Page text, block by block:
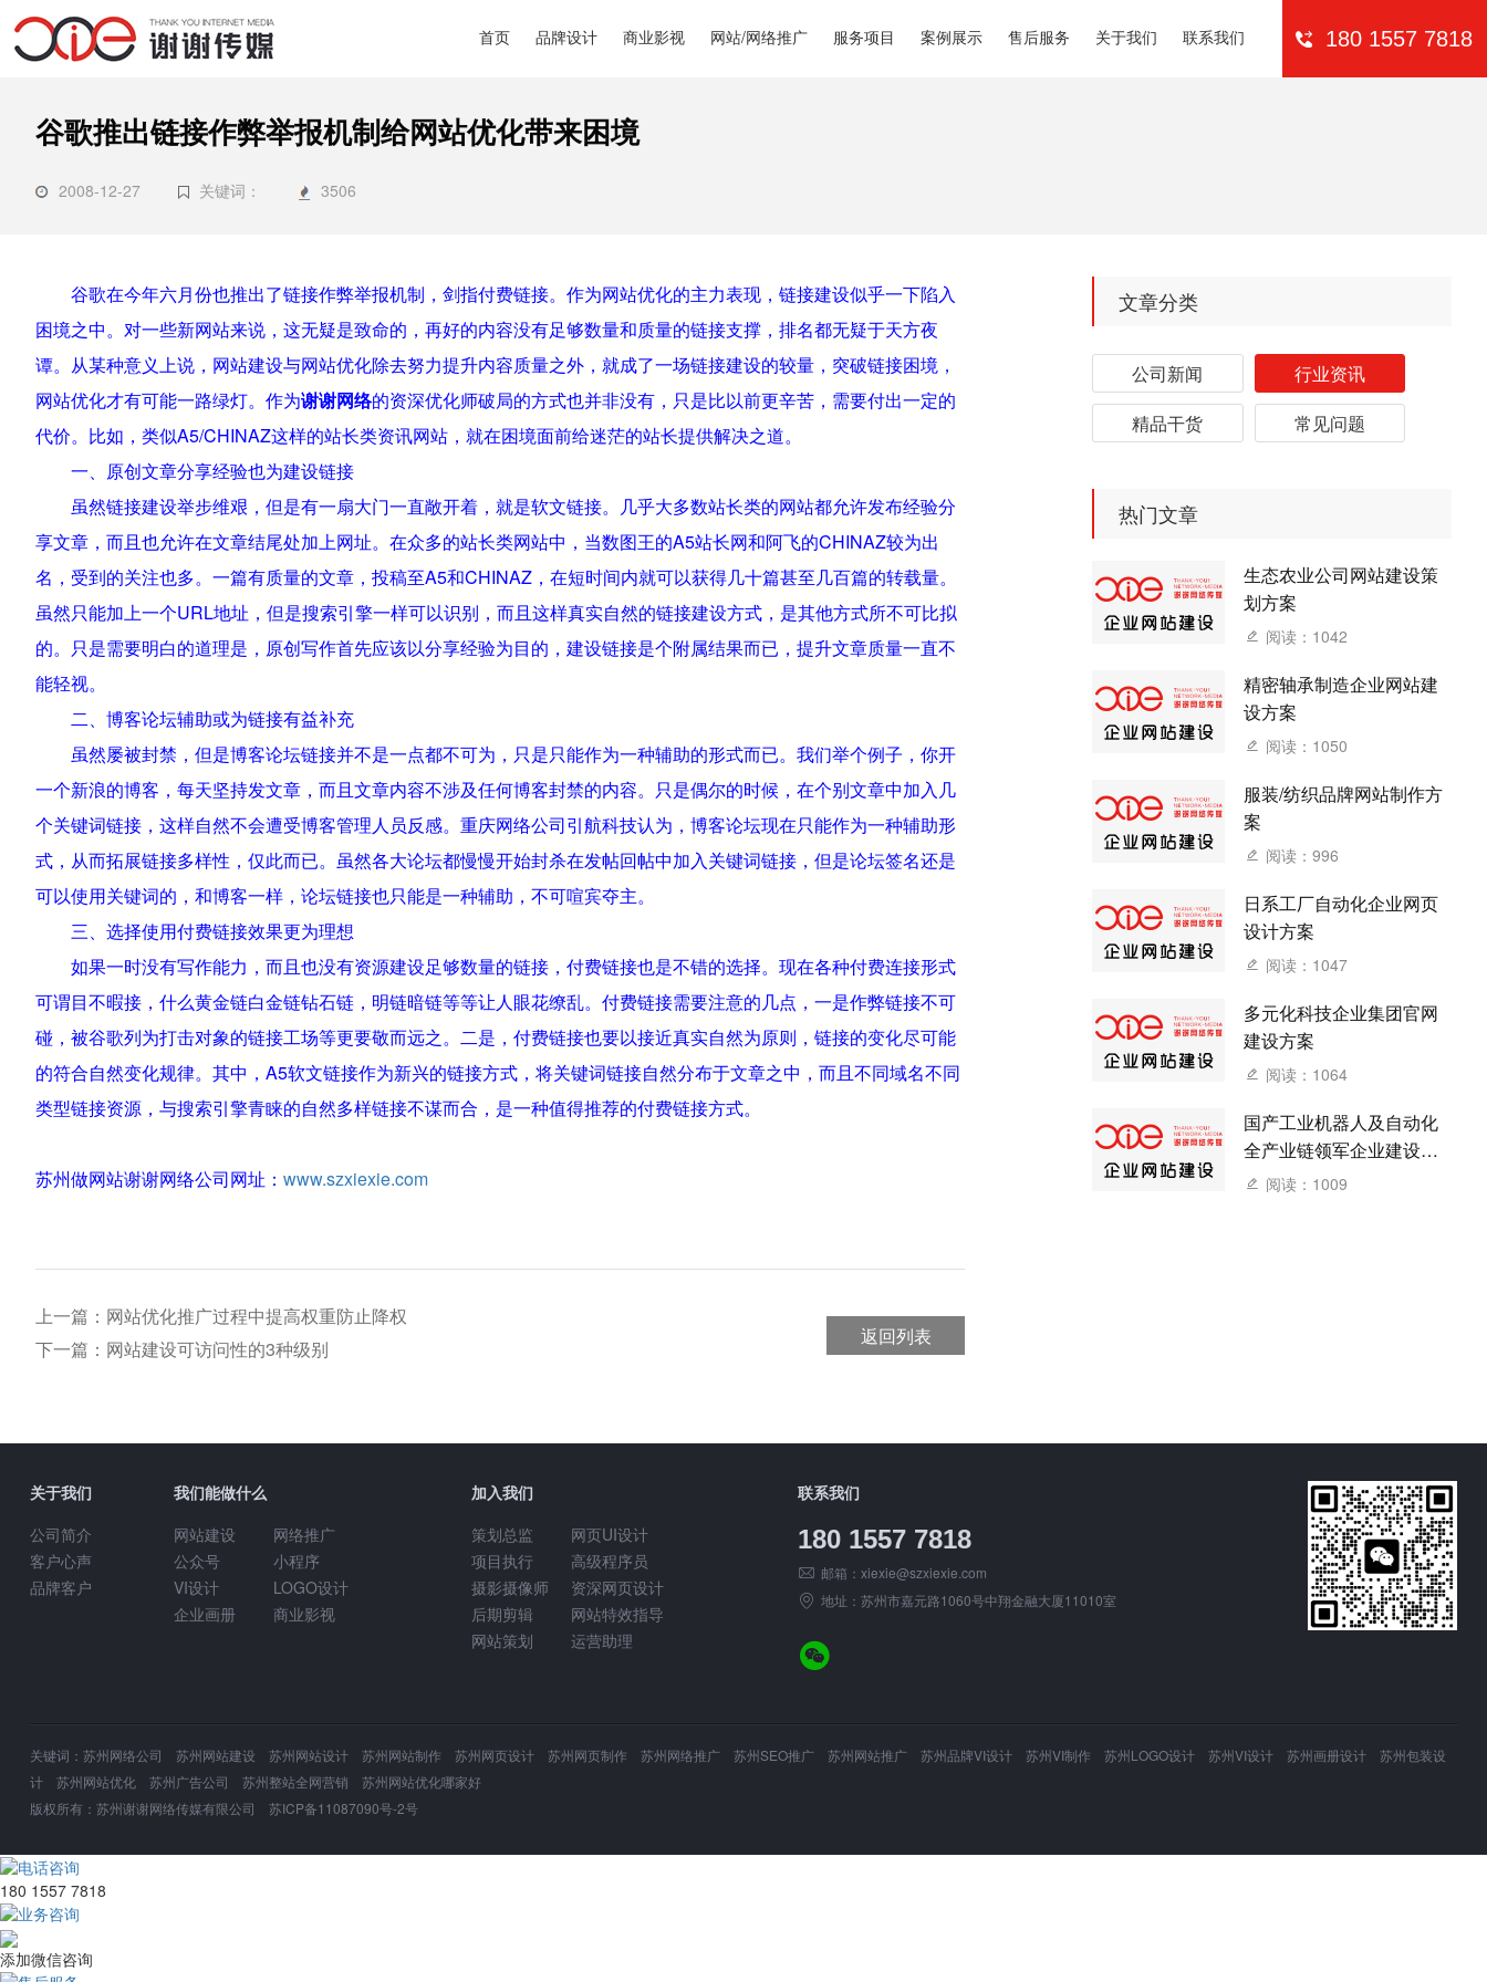
180 1557 7818
首页 品牌设计 商业影视 网站/网络推广 服务项目 案例展示 售后服务 关于我们 联系我们
谷歌推出链接作弊举报机制给网站优化带来困境
2008-12-27 关键词： 3506
谷歌在今年六月份也推出了链接作弊举报机制，剑指付费链接。作为网站优化的主力表现，链接建设似乎一下陷入
困境之中。对一些新网站来说，这无疑是致命的，再好的内容没有足够数量和质量的链接支撑，排名都无疑于天方夜
谭。从某种意义上说，网站建设与网站优化除去努力提升内容质量之外，就成了一场链接建设的较量，突破链接困境，
网站优化才有可能一路绿灯。作为谢谢网络的资深优化师破局的方式也并非没有，只是比以前更辛苦，需要付出一定的
代价。比如，类似A5/CHINAZ这样的站长类资讯网站，就在困境面前给迷茫的站长提供解决之道。
一、原创文章分享经验也为建设链接
虽然链接建设举步维艰，但是有一扇大门一直敞开着，就是软文链接。几乎大多数站长类的网站都允许发布经验分
享文章，而且也允许在文章结尾处加上网址。在众多的站长类网站中，当数图王的A5站长网和阿飞的CHINAZ较为出
名，受到的关注也多。一篇有质量的文章，投稿至A5和CHINAZ，在短时间内就可以获得几十篇甚至几百篇的转载量。
虽然只能加上一个URL地址，但是搜索引擎一样可以识别，而且这样真实自然的链接建设方式，是其他方式所不可比拟
的。只是需要明白的道理是，原创写作首先应该以分享经验为目的，建设链接是个附属结果而已，提升文章质量一直不
能轻视。
二、博客论坛辅助或为链接有益补充
虽然屡被封禁，但是博客论坛链接并不是一点都不可为，只是只能作为一种辅助的形式而已。我们举个例子，你开
一个新浪的博客，每天坚持发文章，而且文章内容不涉及任何博客封禁的内容。只是偶尔的时候，在个别文章中加入几
个关键词链接，这样自然不会遭受博客管理人员反感。重庆网络公司引航科技认为，博客论坛现在只能作为一种辅助形
式，从而拓展链接多样性，仅此而已。虽然各大论坛都慢慢开始封杀在发帖回帖中加入关键词链接，但是论坛签名还是
可以使用关键词的，和博客一样，论坛链接也只能是一种辅助，不可喧宾夺主。
三、选择使用付费链接效果更为理想
如果一时没有写作能力，而且也没有资源建设足够数量的链接，付费链接也是不错的选择。现在各种付费连接形式
可谓目不暇接，什么黄金链白金链钻石链，明链暗链等等让人眼花缭乱。付费链接需要注意的几点，一是作弊链接不可
碰，被谷歌列为打击对象的链接工场等更要敬而远之。二是，付费链接也要以接近真实自然为原则，链接的变化尽可能
的符合自然变化规律。其中，A5软文链接作为新兴的链接方式，将关键词链接自然分布于文章之中，而且不同域名不同
类型链接资源，与搜索引擎青睐的自然多样链接不谋而合，是一种值得推荐的付费链接方式。
苏州做网站谢谢网络公司网址： www.szxiexie.com
上一篇：网站优化推广过程中提高权重防止降权
下一篇：网站建设可访问性的3种级别
返回列表
文章分类
公司新闻
行业资讯
精品干货
常见问题
热门文章
生态农业公司网站建设策
划方案
阅读：1042
精密轴承制造企业网站建
设方案
阅读：1050
服装/纺织品牌网站制作方
案
阅读：996
日系工厂自动化企业网页
设计方案
阅读：1047
多元化科技企业集团官网
建设方案
阅读：1064
国产工业机器人及自动化
全产业链领军企业建设网
站方案
阅读：1009
关于我们
公司简介
客户心声
品牌客户
我们能做什么
网站建设
网络推广
公众号
小程序
VI设计
LOGO设计
企业画册
商业影视
加入我们
策划总监
网页UI设计
项目执行
高级程序员
摄影摄像师
资深网页设计
后期剪辑
网站特效指导
网站策划
运营助理
联系我们
180 1557 7818
邮箱： xiexie@szxiexie.com
地址：苏州市嘉元路1060号中翔金融大厦11010室
关键词：苏州网络公司 苏州网站建设 苏州网站设计 苏州网站制作 苏州网页设计 苏州网页制作 苏州网络推广 苏州SEO推广 苏州网站推广 苏州品牌VI设计 苏州VI制作 苏州LOGO设计 苏州VI设计 苏州画册设计 苏州包装设
计 苏州网站优化 苏州广告公司 苏州整站全网营销 苏州网站优化哪家好
版权所有： 苏州谢谢网络传媒有限公司 苏ICP备11087090号-2号
电话咨询
180 1557 7818
业务咨询
添加微信咨询